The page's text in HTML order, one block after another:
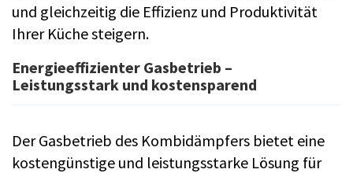
und gleichzeitig die Effizienz und Produktivität
Ihrer Küche steigern.
Energieeffizienter Gasbetrieb –
Leistungsstark und kostensparend
Der Gasbetrieb des Kombidämpfers bietet eine
kostengünstige und leistungsstarke Lösung für